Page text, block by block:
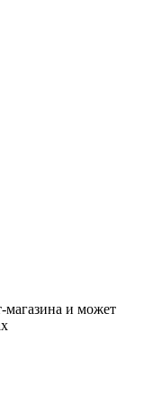
магазина и может